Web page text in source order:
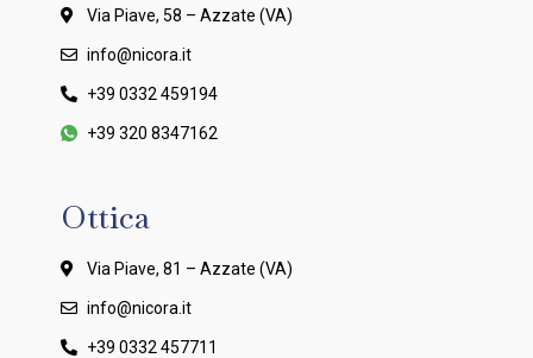
Via Piave, 58 – Azzate (VA)
info@nicora.it
+39 0332 459194
+39 320 8347162
Ottica
Via Piave, 81 – Azzate (VA)
info@nicora.it
+39 0332 457711